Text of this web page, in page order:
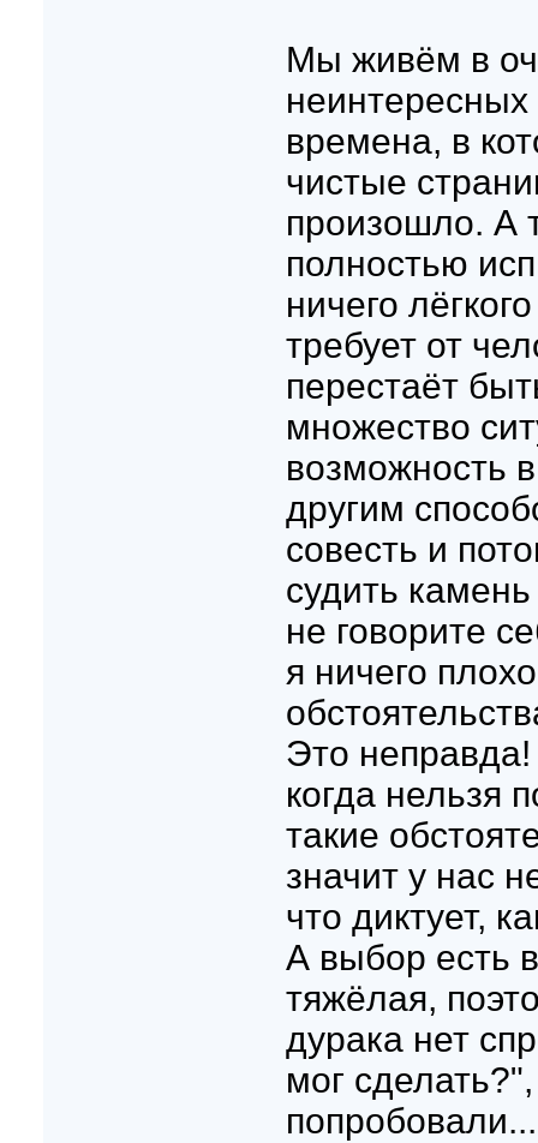
Мы живём в
времена, в
чистые
произошло. А
полностью
ничего
требует от
перестаёт
множество
возможность
другим
совесть и
судить
не говорите
я ничего
Это
когда нельзя
такие
значит у нас
что диктует,
А выбор есть
тяжёлая,
дурака нет
мог